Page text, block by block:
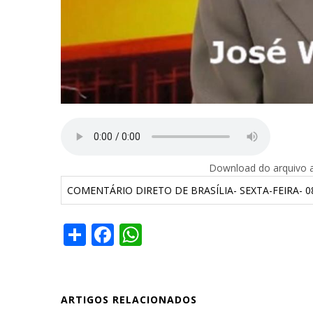
Download do arquivo
COMENTÁRIO DIRETO DE BRASÍLIA- SEXTA-FEIRA-
ShareFacebook
ARTIGOS RELACIONADOS